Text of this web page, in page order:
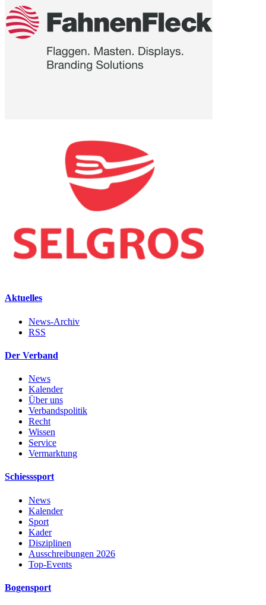
Aktuelles
News-Archiv
RSS
Der Verband
News
Kalender
Über uns
Verbandspolitik
Recht
Wissen
Service
Vermarktung
Schiesssport
News
Kalender
Sport
Kader
Disziplinen
Ausschreibungen 2026
Top-Events
Bogensport